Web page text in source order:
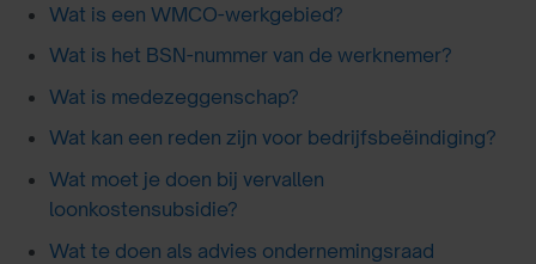
Wat is een WMCO-werkgebied?
Wat is het BSN-nummer van de werknemer?
Wat is medezeggenschap?
Wat kan een reden zijn voor bedrijfsbeëindiging?
Wat moet je doen bij vervallen
loonkostensubsidie?
Wat te doen als advies ondernemingsraad